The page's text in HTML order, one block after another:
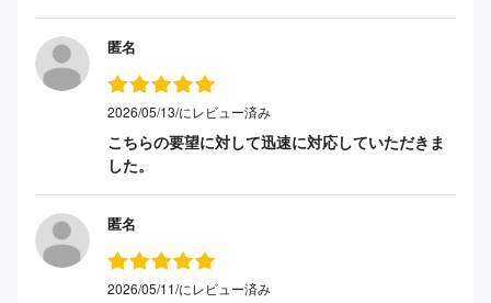
匿名
2026/05/13/にレビュー済み
こちらの要望に対して迅速に対応していただきま
した。
匿名
2026/05/11/にレビュー済み